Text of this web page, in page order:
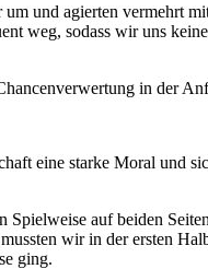
und agierten vermehrt
weg, sodass wir uns
in der
eine starke Moral und
auf beiden
wir in der ersten
ging.